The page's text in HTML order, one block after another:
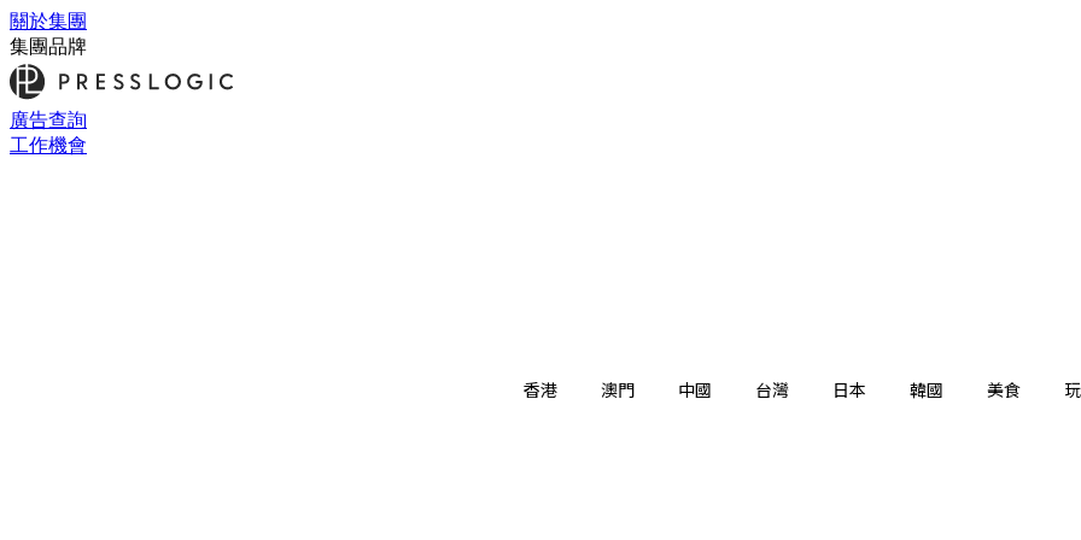
關於集團
集團品牌
廣告查詢
工作機會
香港 澳門 中國 台灣 日本 韓國 美食